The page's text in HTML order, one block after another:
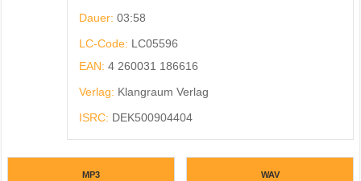
Dauer: 03:58
LC-Code: LC05596
EAN: 4 260031 186616
Verlag: Klangraum Verlag
ISRC: DEK500904404
MP3 WAV